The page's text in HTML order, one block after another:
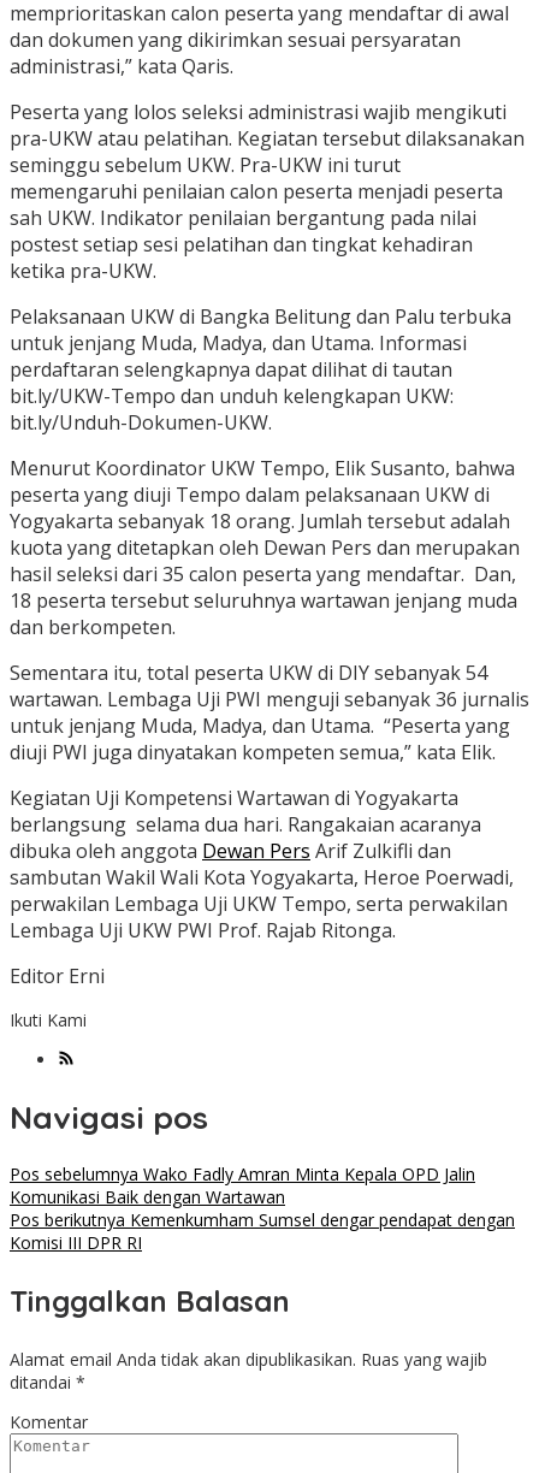
memprioritaskan calon peserta yang mendaftar di awal
dan dokumen yang dikirimkan sesuai persyaratan
administrasi,” kata Qaris.
Peserta yang lolos seleksi administrasi wajib mengikuti
pra-UKW atau pelatihan. Kegiatan tersebut dilaksanakan
seminggu sebelum UKW. Pra-UKW ini turut
memengaruhi penilaian calon peserta menjadi peserta
sah UKW. Indikator penilaian bergantung pada nilai
postest setiap sesi pelatihan dan tingkat kehadiran
ketika pra-UKW.
Pelaksanaan UKW di Bangka Belitung dan Palu terbuka
untuk jenjang Muda, Madya, dan Utama. Informasi
perdaftaran selengkapnya dapat dilihat di tautan
bit.ly/UKW-Tempo dan unduh kelengkapan UKW:
bit.ly/Unduh-Dokumen-UKW.
Menurut Koordinator UKW Tempo, Elik Susanto, bahwa
peserta yang diuji Tempo dalam pelaksanaan UKW di
Yogyakarta sebanyak 18 orang. Jumlah tersebut adalah
kuota yang ditetapkan oleh Dewan Pers dan merupakan
hasil seleksi dari 35 calon peserta yang mendaftar. Dan,
18 peserta tersebut seluruhnya wartawan jenjang muda
dan berkompeten.
Sementara itu, total peserta UKW di DIY sebanyak 54
wartawan. Lembaga Uji PWI menguji sebanyak 36 jurnalis
untuk jenjang Muda, Madya, dan Utama. “Peserta yang
diuji PWI juga dinyatakan kompeten semua,” kata Elik.
Kegiatan Uji Kompetensi Wartawan di Yogyakarta
berlangsung selama dua hari. Rangakaian acaranya
dibuka oleh anggota Dewan Pers Arif Zulkifli dan
sambutan Wakil Wali Kota Yogyakarta, Heroe Poerwadi,
perwakilan Lembaga Uji UKW Tempo, serta perwakilan
Lembaga Uji UKW PWI Prof. Rajab Ritonga.
Editor Erni
Ikuti Kami
Navigasi pos
Pos sebelumnya Wako Fadly Amran Minta Kepala OPD Jalin
Komunikasi Baik dengan Wartawan
Pos berikutnya Kemenkumham Sumsel dengar pendapat dengan
Komisi III DPR RI
Tinggalkan Balasan
Alamat email Anda tidak akan dipublikasikan. Ruas yang wajib
ditandai *
Komentar